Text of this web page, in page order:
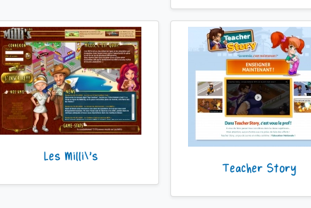
Les Milli\'s
Teacher Story